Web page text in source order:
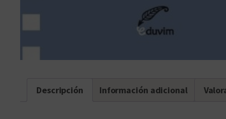
Descripción Información adicional